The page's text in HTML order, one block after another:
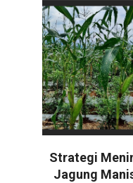
Strategi
Jagung